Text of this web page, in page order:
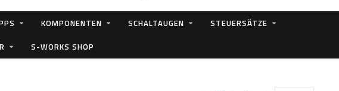
KOMPONENTEN SCHALTAUGEN
STEUERSÄTZE
S-WORKS SHOP